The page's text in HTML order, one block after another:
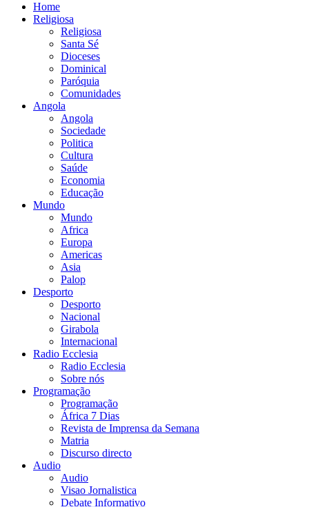
Home
Religiosa
Religiosa
Santa Sé
Dioceses
Dominical
Paróquia
Comunidades
Angola
Angola
Sociedade
Politica
Cultura
Saúde
Economia
Educação
Mundo
Mundo
Africa
Europa
Americas
Asia
Palop
Desporto
Desporto
Nacional
Girabola
Internacional
Radio Ecclesia
Radio Ecclesia
Sobre nós
Programação
Programação
África 7 Dias
Revista de Imprensa da Semana
Matria
Discurso directo
Audio
Audio
Visao Jornalistica
Debate Informativo